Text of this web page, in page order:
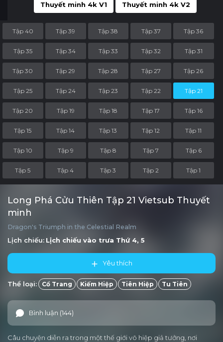
Thuyết minh 4k V1 Thuyết minh 4k V2
Tập 40 Tập 39 Tập 38 Tập 37 Tập 36
Tập 35 Tập 34 Tập 33 Tập 32 Tập 31
Tập 30 Tập 29 Tập 28 Tập 27 Tập 26
Tập 25 Tập 24 Tập 23 Tập 22 Tập 21
Tập 20 Tập 19 Tập 18 Tập 17 Tập 16
Tập 15 Tập 14 Tập 13 Tập 12 Tập 11
Tập 10 Tập 9 Tập 8 Tập 7 Tập 6
Tập 5 Tập 4 Tập 3 Tập 2 Tập 1
Long Phá Cửu Thiên Tập 21 Vietsub Thuyết
minh
Dragon's Triumph in the Celestial Realm
Lịch chiếu: Lịch chiếu vào trưa Thứ 4, 5
Yêu thích
Thể loại: Cổ Trang Kiếm Hiệp Tiên Hiệp Tu Tiên
Bình luận (144)
Câu chuyện diễn ra trong một thế giới võ hiệp giả tưởng, nơi